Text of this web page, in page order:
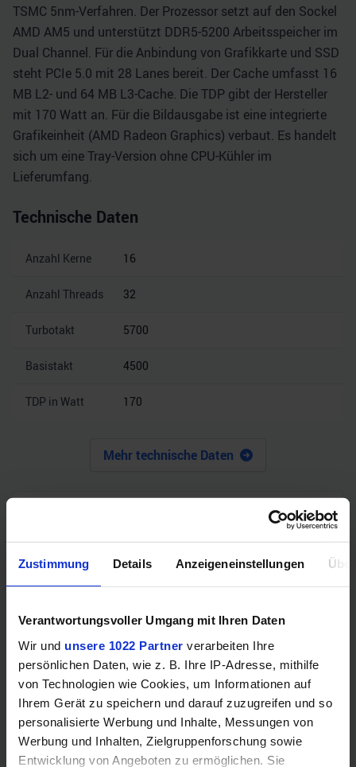
Zustimmung Details Anzeigeneinstellungen
Verantwortungsvoller Umgang mit Ihren Daten
Wir und unsere 1022 Partner verarbeiten Ihre
persönlichen Daten, wie z. B. Ihre IP-Adresse, mithilfe
von Technologien wie Cookies, um Informationen auf
Ihrem Gerät zu speichern und darauf zuzugreifen und so
personalisierte Werbung und Inhalte, Messungen von
Werbung und Inhalten, Zielgruppenforschung sowie
Entwicklung von Angeboten zu ermöglichen. Sie
TSMC 5nm-Verfahren. Der Prozessor setzt auf den Sockel
AMD AM5 und unterstützt DDR5-5200 Arbeitsspeicher im
Dual Channel. Für die Anbindung von Grafikkarte und SSD
steht PCIe 5.0 mit 28 Lanes bereit. Der Cache umfasst 16
MB L2- und 64 MB L3-Cache. Die TDP gibt der Hersteller
mit 170 Watt an. Für die Bildausgabe ist eine integrierte
Grafikeinheit (AMD Radeon Graphics) verbaut. Es handelt
sich um eine Tray-Version ohne CPU-Kühler im
Lieferumfang.
Technische Daten
Anzahl Kerne 16
Anzahl Threads 32
Turbotakt 5700
Basistakt 4500
TDP in Watt 170
Mehr technische Daten
eine kleine Provision, ohne dass sich euer Preis erhöht.
ZUM BESTPREIS
Vergleichen
GEWINNSPIEL
Gewinne einen MSI Gaming PC mit RTX 5070